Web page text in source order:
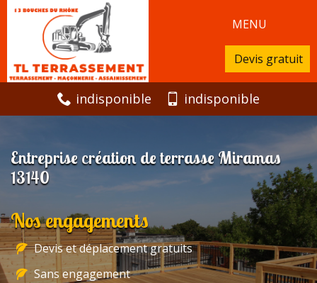
MENU
Devis gratuit
indisponible indisponible
Entreprise création de terrasse Miramas
13140
Nos engagements
Devis et déplacement gratuits
Sans engagement